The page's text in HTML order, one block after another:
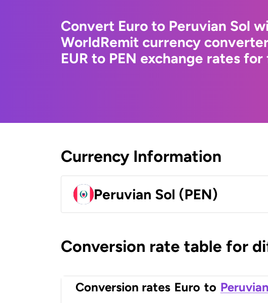
Convert Euro to Peruvian Sol
WorldRemit currency
EUR to PEN exchange rates for
Currency Information
Peruvian Sol (PEN)
Conversion rate table for
Conversion rates Euro to